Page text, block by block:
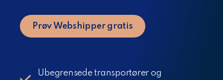
Prøv Webshipper gratis
Ubegrensede transportører og